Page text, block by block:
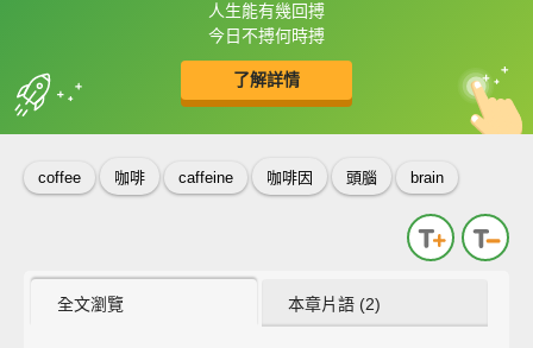
人生能有幾回搏
今日不搏何時搏
了解詳情
框選或點兩下字幕可以直接查字典喔！
收錄佳句 中
英
coffee 咖啡 caffeine 咖啡因 頭腦 brain
全文瀏覽 本章片語 (2)